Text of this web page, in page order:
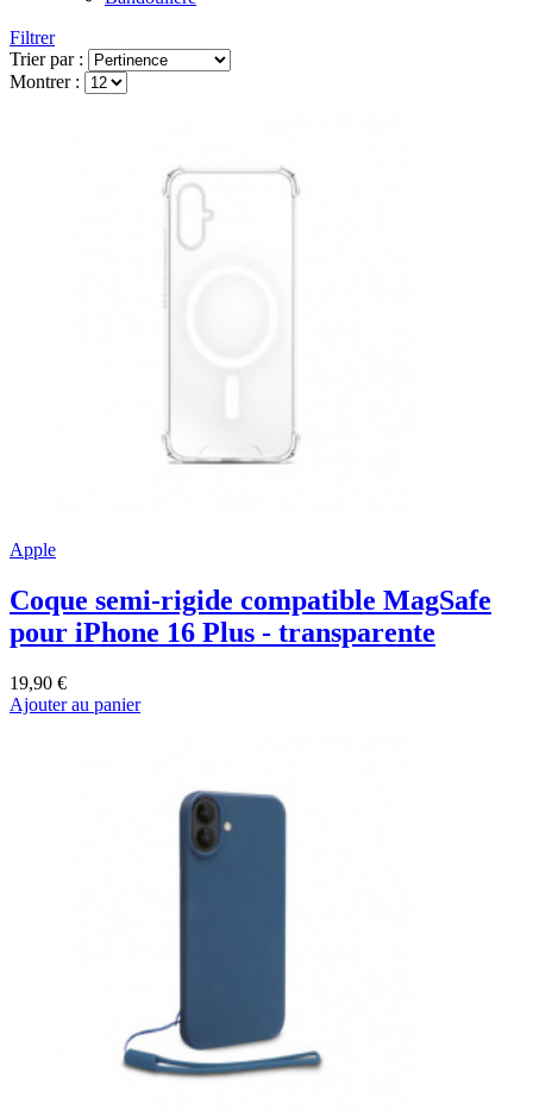
Filtrer
Trier par :
Montrer :
Apple
Coque semi-rigide compatible MagSafe
pour iPhone 16 Plus - transparente
19,90 €
Ajouter au panier